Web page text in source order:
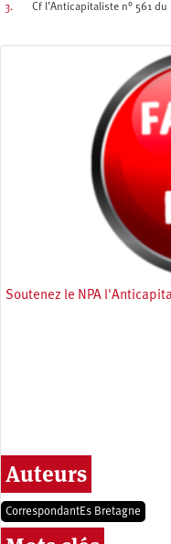
3. Cf l’Anticapitaliste n° 561 du
Soutenez le NPA
Auteurs
CorrespondantEs Bretagne